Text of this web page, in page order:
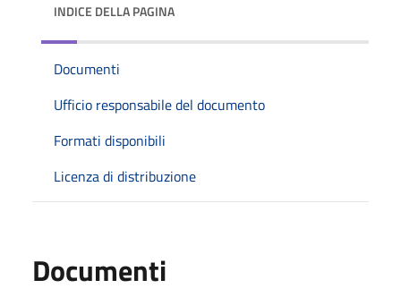
INDICE DELLA PAGINA
Documenti
Ufficio responsabile del documento
Formati disponibili
Licenza di distribuzione
Documenti